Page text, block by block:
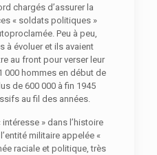
chargés d’assurer la
« soldats politiques »
Peu à peu,
à évoluer et ils avaient
au front pour verser leur
000 hommes en début de
de 600 000 à fin 1945
au fil des années.
» dans l’histoire
militaire appelée «
raciale et politique, très